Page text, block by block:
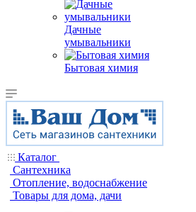
Дачные
умывальники
Бытовая химия
Каталог
Сантехника
Отопление, водоснабжение
Товары для дома, дачи